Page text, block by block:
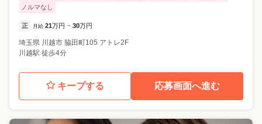
ノルマなし
正 月給 21万円 ~ 30万円
埼玉県 川越市 脇田町105 アトレ2F
川越駅 徒歩4分
キープする 応募画面へ進む